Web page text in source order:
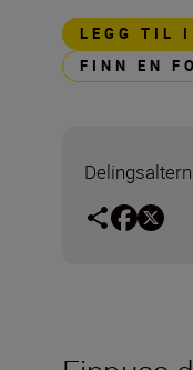
LEGG TIL I
FINN EN